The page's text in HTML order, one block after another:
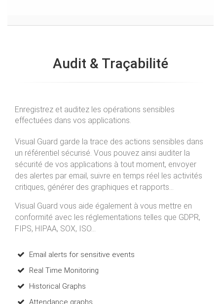
Audit & Traçabilité
Enregistrez et auditez les opérations sensibles
effectuées dans vos applications.
Visual Guard garde la trace des actions sensibles dans
un référentiel sécurisé. Vous pouvez ainsi auditer la
sécurité de vos applications à tout moment, envoyer
des alertes par email, suivre en temps réel les activités
critiques, générer des graphiques et rapports...
Visual Guard vous aide également à vous mettre en
conformité avec les réglementations telles que GDPR,
FIPS, HIPAA, SOX, ISO...
Email alerts for sensitive events
Real Time Monitoring
Historical Graphs
Attendance graphs